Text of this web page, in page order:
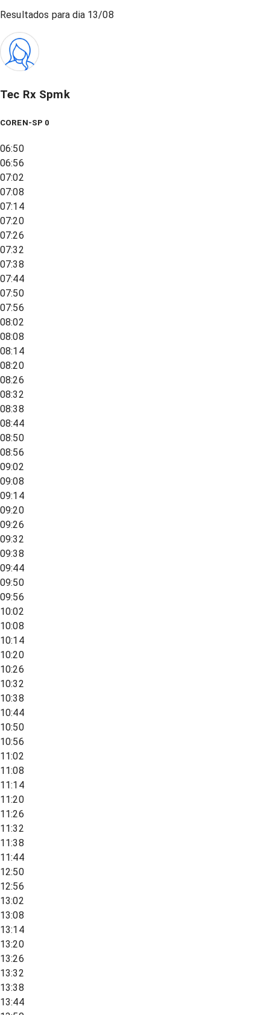
Resultados para dia 13/08
Tec Rx Spmk
COREN-SP 0
06:50
06:56
07:02
07:08
07:14
07:20
07:26
07:32
07:38
07:44
07:50
07:56
08:02
08:08
08:14
08:20
08:26
08:32
08:38
08:44
08:50
08:56
09:02
09:08
09:14
09:20
09:26
09:32
09:38
09:44
09:50
09:56
10:02
10:08
10:14
10:20
10:26
10:32
10:38
10:44
10:50
10:56
11:02
11:08
11:14
11:20
11:26
11:32
11:38
11:44
12:50
12:56
13:02
13:08
13:14
13:20
13:26
13:32
13:38
13:44